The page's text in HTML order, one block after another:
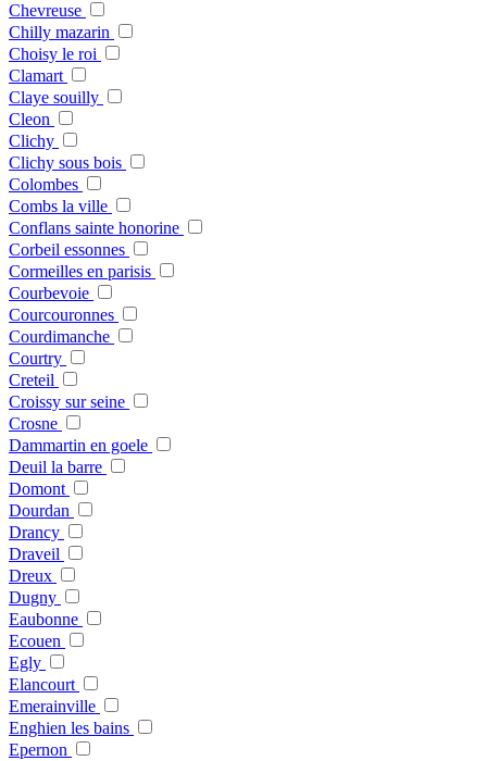
Chevreuse
Chilly mazarin
Choisy le roi
Clamart
Claye souilly
Cleon
Clichy
Clichy sous bois
Colombes
Combs la ville
Conflans sainte honorine
Corbeil essonnes
Cormeilles en parisis
Courbevoie
Courcouronnes
Courdimanche
Courtry
Creteil
Croissy sur seine
Crosne
Dammartin en goele
Deuil la barre
Domont
Dourdan
Drancy
Draveil
Dreux
Dugny
Eaubonne
Ecouen
Egly
Elancourt
Emerainville
Enghien les bains
Epernon